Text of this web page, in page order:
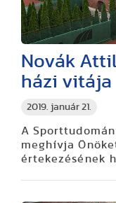
2019. január 21.
Novák
házi vitája
A
meghívja
értekezésének